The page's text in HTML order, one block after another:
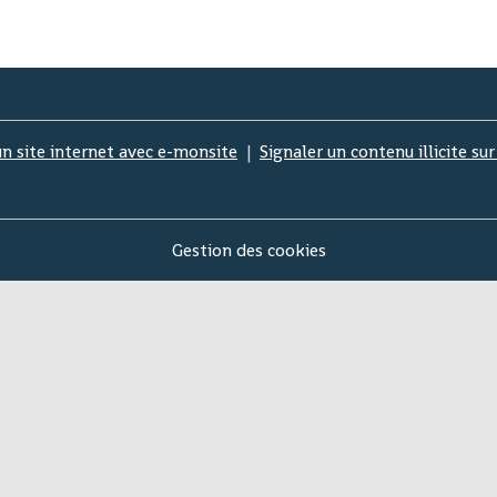
site internet avec e-monsite Signaler un contenu illicite
Gestion des cookies